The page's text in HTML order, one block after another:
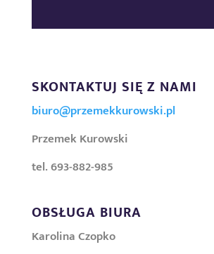
SKONTAKTUJ SIĘ Z NAMI
biuro@przemekkurowski.pl
Przemek Kurowski
tel. 693-882-985
OBSŁUGA BIURA
Karolina Czopko